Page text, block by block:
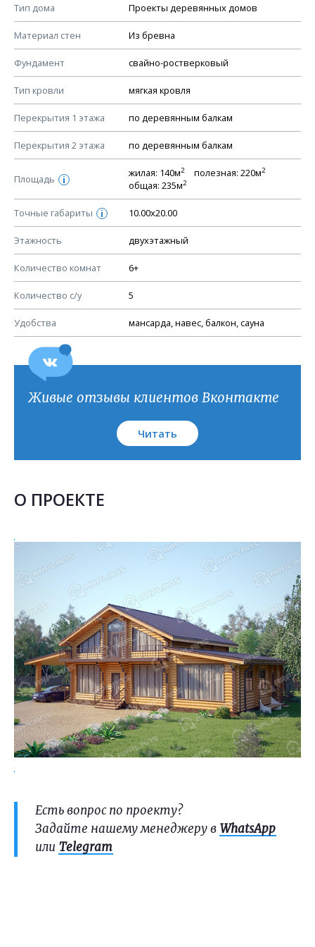
Тип дома Проекты деревянных домов
Материал стен Из бревна
Фундамент свайно-ростверковый
Тип кровли мягкая кровля
Перекрытия 1 этажа по деревянным балкам
Перекрытия 2 этажа по деревянным балкам
Площадь i
жилая: 140м2 полезная: 220м2
общая: 235м2
Точные габариты i 10.00х20.00
Этажность двухэтажный
Количество комнат 6+
Количество с/у 5
Удобства мансарда, навес, балкон, сауна
Смотрите советы по выбору материала в нашем
КОНСТРУКТИВНЫЕ РЕШЕНИЯ (КР)
Ведомость рабочих чертежей основного комплекта КР
План фундамента
Устройство фундамента, спецификация материалов
Планы перекрытий этажей, спецификация элементов
Устройство перекрытий
Устройство стен
Спецификация материалов стен
Схема расположения лаг чердака (если есть)
Схема расположения элементов стропил
Спецификация элементов стропил
Устройство стропильной системы
Узлы устройства кровли
План кровли
Живые отзывы клиентов Вконтакте
Читать
О ПРОЕКТЕ
Есть вопрос по проекту?
Задайте нашему менеджеру в WhatsApp
или Telegram